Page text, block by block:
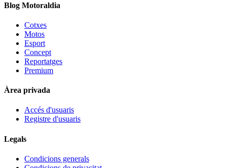
Blog Motoraldia
Cotxes
Motos
Esport
Concept
Reportatges
Premium
Àrea privada
Accés d'usuaris
Registre d'usuaris
Legals
Condicions generals